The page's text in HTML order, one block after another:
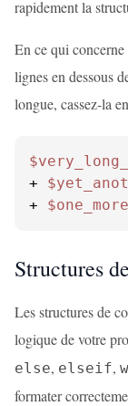
rapidement la
En ce qui concerne
lignes en dessous
longue, cassez-la
+
+
Structures
Les structures de
logique de votre
else, elseif,
formater